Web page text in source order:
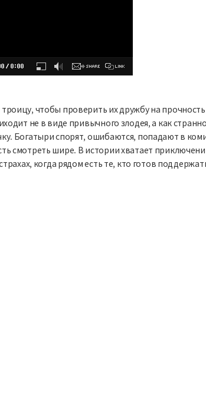
чтобы проверить их дружбу на
не в виде привычного злодея, а как
Богатыри спорят, ошибаются, попадают в
смотреть шире. В истории хватает
когда рядом есть те, кто готов